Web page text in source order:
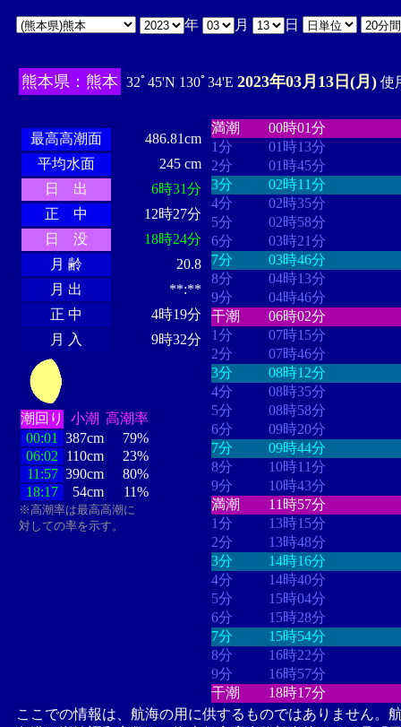
年 月 日
熊本県：熊本 32ﾟ45'N 130ﾟ34'E 2023年03月13日(月) 使
最高高潮面
486.81cm
平均水面
245 cm
日 出
6時31分
正 中
12時27分
日 没
18時24分
月 齢
20.8
月 出
**:**
正 中
4時19分
月 入
9時32分
潮回り 小潮 高潮率
00:01
387cm
79%
06:02
110cm
23%
11:57 390cm
80%
18:17
54cm 11%
※高潮率は最高高潮に
対しての率を示す。
満潮
00時01分
1分
01時13分
2分
01時45分
3分
02時11分
4分
02時35分
5分
02時58分
6分
03時21分
7分
03時46分
8分
04時13分
9分
04時46分
干潮
06時02分
1分
07時15分
2分
07時46分
3分
08時12分
4分
08時35分
5分
08時58分
6分
09時20分
7分
09時44分
8分
10時11分
9分
10時43分
満潮
11時57分
1分
13時15分
2分
13時48分
3分
14時16分
4分
14時40分
5分
15時04分
6分
15時28分
7分
15時54分
8分
16時22分
9分
16時57分
干潮
18時17分
ここでの情報は、航海の用に供するものではありません。